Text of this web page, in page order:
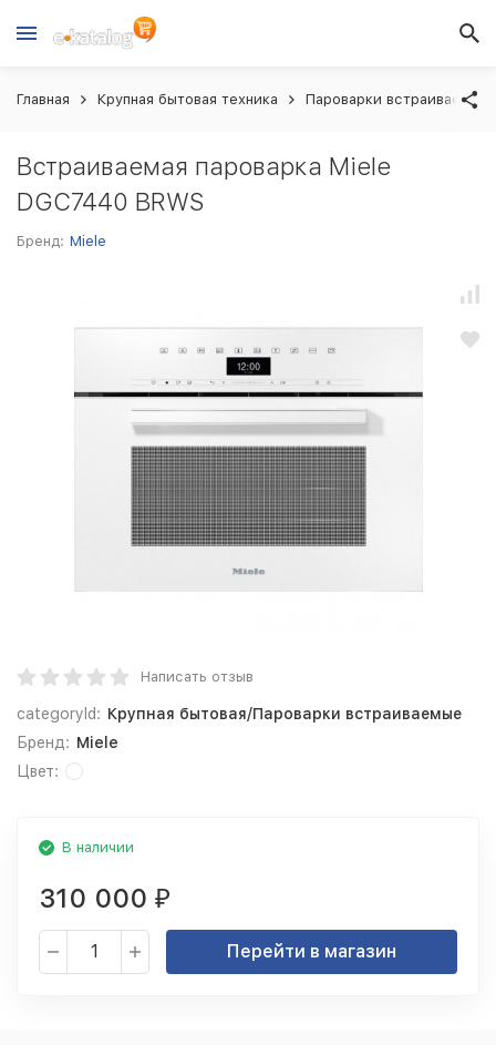
Главная Крупная бытовая техника Пароварки встраиваемые
Встраиваемая пароварка Miele
DGC7440 BRWS
Бренд: Miele
Написать отзыв
categoryId: Крупная бытовая/Пароварки встраиваемые
Бренд: Miele
Цвет:
В наличии
310 000 ₽
Перейти в магазин